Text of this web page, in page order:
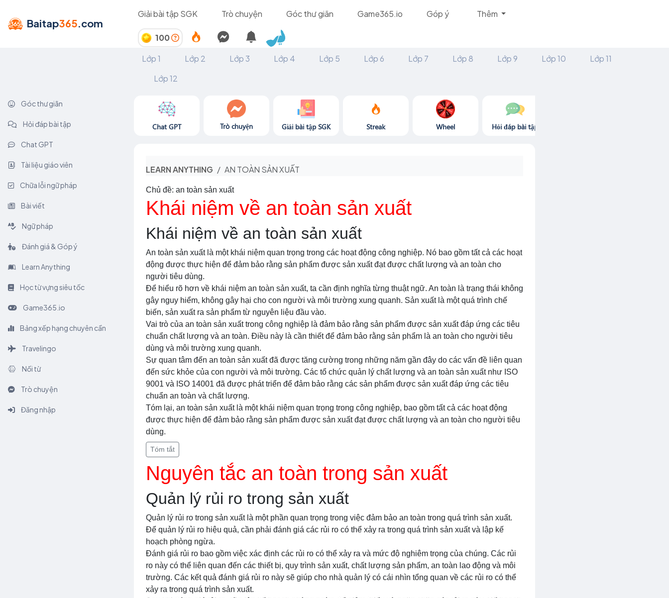
Baitap365.com
Giải bài tập SGK Trò chuyện Góc thư giãn Game365.io Góp ý Thêm
100
Lớp 1
Lớp 2 Lớp 3 Lớp 4 Lớp 5 Lớp 6 Lớp 7 Lớp 8 Lớp 9 Lớp 10
Lớp 11
Lớp 12
Góc thư giãn
Hỏi đáp bài tập
Chat GPT
Tài liệu giáo viên
Chữa lỗi ngữ pháp
Bài viết
Ngữ pháp
Đánh giá & Góp ý
Learn Anything
Học từ vựng siêu tốc
Game365.io
Bảng xếp hạng chuyên cần
Travelingo
Nối từ
Trò chuyện
Đăng nhập
Chat GPT Trò chuyện Giải bài tập SGK Streak Wheel Hỏi đáp bài tập
LEARN ANYTHING AN TOÀN SẢN XUẤT
Chủ đề: an toàn sản xuất
Khái niệm về an toàn sản xuất
Khái niệm về an toàn sản xuất
An toàn sản xuất là một khái niệm quan trọng trong các hoạt động công nghiệp. Nó bao gồm tất cả các hoạt
động được thực hiện để đảm bảo rằng sản phẩm được sản xuất đạt được chất lượng và an toàn cho
người tiêu dùng.
Để hiểu rõ hơn về khái niệm an toàn sản xuất, ta cần định nghĩa từng thuật ngữ. An toàn là trạng thái không
gây nguy hiểm, không gây hại cho con người và môi trường xung quanh. Sản xuất là một quá trình chế
biến, sản xuất ra sản phẩm từ nguyên liệu đầu vào.
Vai trò của an toàn sản xuất trong công nghiệp là đảm bảo rằng sản phẩm được sản xuất đáp ứng các tiêu
chuẩn chất lượng và an toàn. Điều này là cần thiết để đảm bảo rằng sản phẩm là an toàn cho người tiêu
dùng và môi trường xung quanh.
Sự quan tâm đến an toàn sản xuất đã được tăng cường trong những năm gần đây do các vấn đề liên quan
đến sức khỏe của con người và môi trường. Các tổ chức quản lý chất lượng và an toàn sản xuất như ISO
9001 và ISO 14001 đã được phát triển để đảm bảo rằng các sản phẩm được sản xuất đáp ứng các tiêu
chuẩn an toàn và chất lượng.
Tóm lại, an toàn sản xuất là một khái niệm quan trọng trong công nghiệp, bao gồm tất cả các hoạt động
được thực hiện để đảm bảo rằng sản phẩm được sản xuất đạt được chất lượng và an toàn cho người tiêu
dùng.
Tóm tắt
Nguyên tắc an toàn trong sản xuất
Quản lý rủi ro trong sản xuất
Quản lý rủi ro trong sản xuất là một phần quan trọng trong việc đảm bảo an toàn trong quá trình sản xuất.
Để quản lý rủi ro hiệu quả, cần phải đánh giá các rủi ro có thể xảy ra trong quá trình sản xuất và lập kế
hoạch phòng ngừa.
Đánh giá rủi ro bao gồm việc xác định các rủi ro có thể xảy ra và mức độ nghiêm trọng của chúng. Các rủi
ro này có thể liên quan đến các thiết bị, quy trình sản xuất, chất lượng sản phẩm, an toàn lao động và môi
trường. Các kết quả đánh giá rủi ro này sẽ giúp cho nhà quản lý có cái nhìn tổng quan về các rủi ro có thể
xảy ra trong quá trình sản xuất.